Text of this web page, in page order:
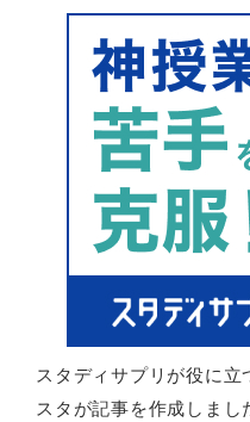
スタディサプリが役に立
スタが記事を作成しまし